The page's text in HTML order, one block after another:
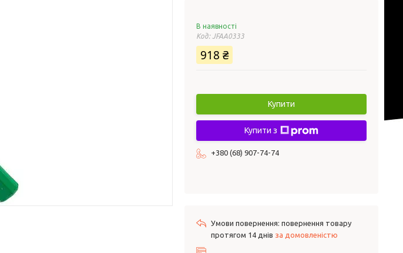
В наявності
Код: JFAA0333
918 ₴
Купити
Купити з
+380 (68) 907-74-74
повернення товару
протягом 14 днів за домовленістю